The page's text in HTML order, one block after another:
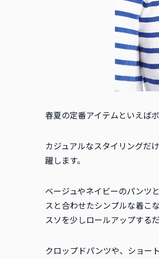
春夏の定番アイテムといえば
カジュアルなスタイリングだ
躍します。
ベージュやネイビーのパンツ
スと合わせたシンプルな着こ
スソを少しロールアップする
クロップドパンツや、ショー